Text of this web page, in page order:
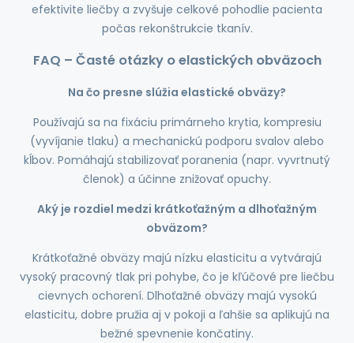
efektivite liečby a zvyšuje celkové pohodlie pacienta
počas rekonštrukcie tkanív.
FAQ – Časté otázky o elastických obväzoch
Na čo presne slúžia elastické obväzy?
Používajú sa na fixáciu primárneho krytia, kompresiu
(vyvíjanie tlaku) a mechanickú podporu svalov alebo
kĺbov. Pomáhajú stabilizovať poranenia (napr. vyvrtnutý
členok) a účinne znižovať opuchy.
Aký je rozdiel medzi krátkoťažným a dlhoťažným
obväzom?
Krátkoťažné obväzy majú nízku elasticitu a vytvárajú
vysoký pracovný tlak pri pohybe, čo je kľúčové pre liečbu
cievnych ochorení. Dlhoťažné obväzy majú vysokú
elasticitu, dobre pružia aj v pokoji a ľahšie sa aplikujú na
bežné spevnenie končatiny.